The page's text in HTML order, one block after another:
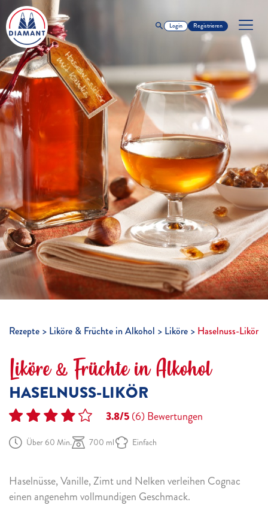
Login Registrieren
Rezepte Liköre & Früchte in Alkohol Liköre Haselnuss-Likör
Liköre & Früchte in Alkohol
HASELNUSS-LIKÖR
3.8/5(6)Bewertungen
Über 60 Min. 700 ml Einfach
Haselnüsse, Vanille, Zimt und Nelken verleihen Cognac
einen angenehm vollmundigen Geschmack.